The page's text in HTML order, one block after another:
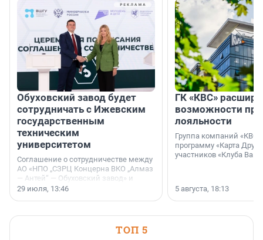
Обуховский завод будет
сотрудничать с Ижевским
государственным
техническим
университетом
Соглашение о сотрудничестве между
АО «НПО „СЗРЦ Концерна ВКО „Алмаз
— Антей“ — Обуховский завод» и
ФГБОУ ВО «Ижевский
Калашникова» (ИжГТУ) было
подписано 17 июля 2026 года в
Ситуационном центре Правительства
29 июля, 13:46
ГК «КВС»
возможности
лояльности
Группа компаний
программу «Карта
участников «Клуба
5 августа, 18:13
ТОП 5